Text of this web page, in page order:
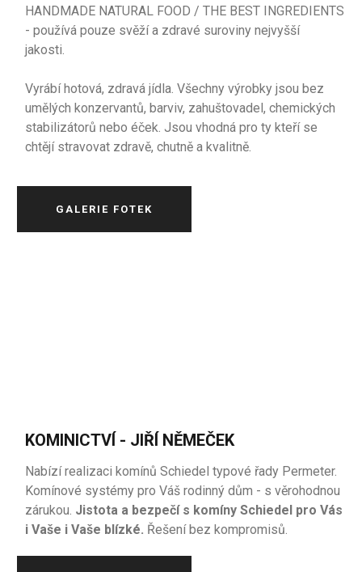
HANDMADE NATURAL FOOD / THE BEST INGREDIENTS
- používá pouze svěží a zdravé suroviny nejvyšší
jakosti.
Vyrábí hotová, zdravá jídla. Všechny výrobky jsou bez
umělých konzervantů, barviv, zahuštovadel, chemických
stabilizátorů nebo éček. Jsou vhodná pro ty kteří se
chtějí stravovat zdravě, chutně a kvalitně.
GALERIE FOTEK
KOMINICTVÍ - JIŘÍ NĚMEČEK
Nabízí realizaci komínů Schiedel typové řady Permeter.
Komínové systémy pro Váš rodinný dům - s věrohodnou
zárukou. Jistota a bezpečí s komíny Schiedel pro Vás
i Vaše i Vaše blízké. Řešení bez kompromisů.